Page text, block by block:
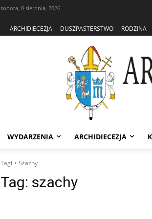
sobota, 8 sierpnia, 2026
ARCHIDIECEZJA DUSZPASTERSTWO RODZINA
WYDARZENIA ARCHIDIECEZJA
Tagi Szachy
Tag: szachy